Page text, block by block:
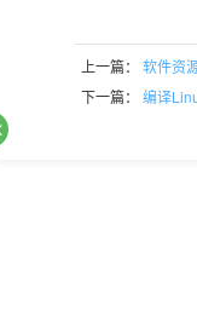
上一篇： 软件资
下一篇： 编译